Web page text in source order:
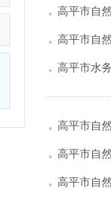
高平市自
高平市自
高平市水
高平市自
高平市自
高平市自